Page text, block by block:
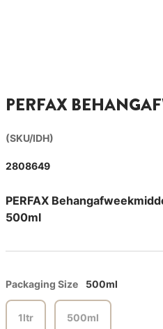
PERFAX
(SKU/IDH)
2808649
PERFAX
500ml
Packaging Size 500ml
1ltr 500ml